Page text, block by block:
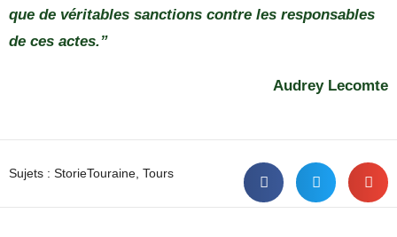
que de véritables sanctions contre les responsables
de ces actes.”
Audrey Lecomte
Sujets : StorieTouraine Tours